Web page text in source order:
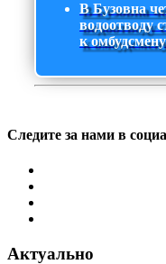
В Бузовна
водоотводу
к омбудсмену
Следите за нами в
Актуально